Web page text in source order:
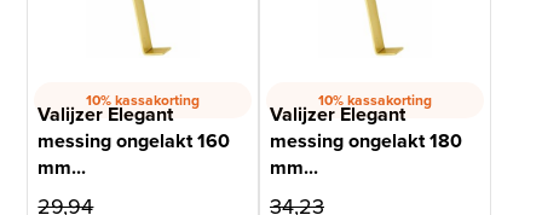
10% kassakorting
Valijzer Elegant
messing ongelakt 160
mm...
29,94
10% kassakorting
Valijzer Elegant
messing ongelakt 180
mm...
34,23